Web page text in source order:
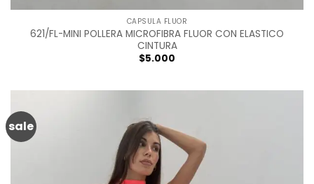
CAPSULA FLUOR
621/FL-MINI POLLERA MICROFIBRA FLUOR CON ELASTICO
CINTURA
$5.000
sale